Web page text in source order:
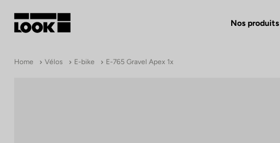
Nos produits
Home Vélos E-bike E-765 Gravel Apex 1x